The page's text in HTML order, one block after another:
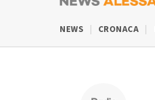
NEWS CRONACA